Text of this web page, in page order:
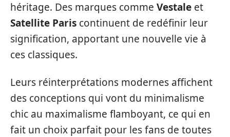
héritage. Des marques comme Vestale et
Satellite Paris continuent de redéfinir leur
signification, apportant une nouvelle vie à
ces classiques.
Leurs réinterprétations modernes affichent
des conceptions qui vont du minimalisme
chic au maximalisme flamboyant, ce qui en
fait un choix parfait pour les fans de toutes